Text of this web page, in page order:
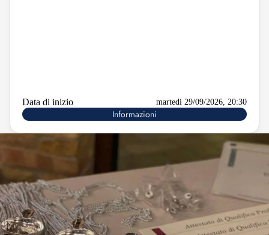
Data di inizio martedi 29/09/2026, 20:30
Informazioni